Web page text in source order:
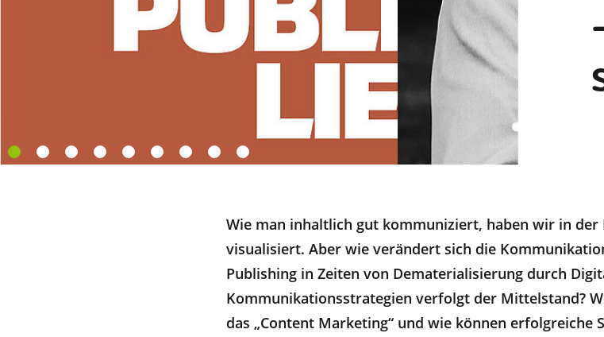
Wie man inhaltlich gut kommuniziert, haben wir in der
visualisiert. Aber wie verändert sich die
Publishing in Zeiten von Dematerialisierung durch
Kommunikationsstrategien verfolgt der Mittelstand?
das „Content Marketing“ und wie können erfolgreiche